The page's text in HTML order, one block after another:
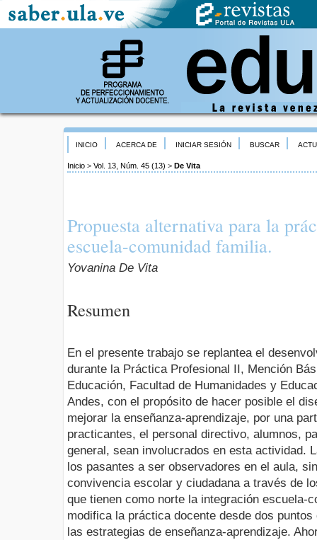
INICIO ACERCA DE INICIAR SESIÓN BUSCAR
Inicio > Vol. 13, Núm. 45 (13) > De Vita
Propuesta alternativa para la
escuela-comunidad familia.
Yovanina De Vita
Resumen
En el presente trabajo se replantea el
durante la Práctica Profesional II, Mención
Educación, Facultad de Humanidades y
Andes, con el propósito de hacer posible el
mejorar la enseñanza-aprendizaje, por una
practicantes, el personal directivo, alumnos,
general, sean involucrados en esta actividad.
los pasantes a ser observadores en el aula,
convivencia escolar y ciudadana a través de
que tienen como norte la integración escuela-
modifica la práctica docente desde dos
las estrategias de enseñanza-aprendizaje.